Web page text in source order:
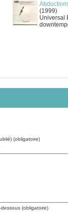
(1999)
Universal
(obligatoire)
(obligatoire)